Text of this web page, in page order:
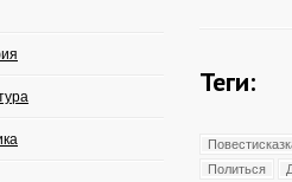
Теги:
Политься